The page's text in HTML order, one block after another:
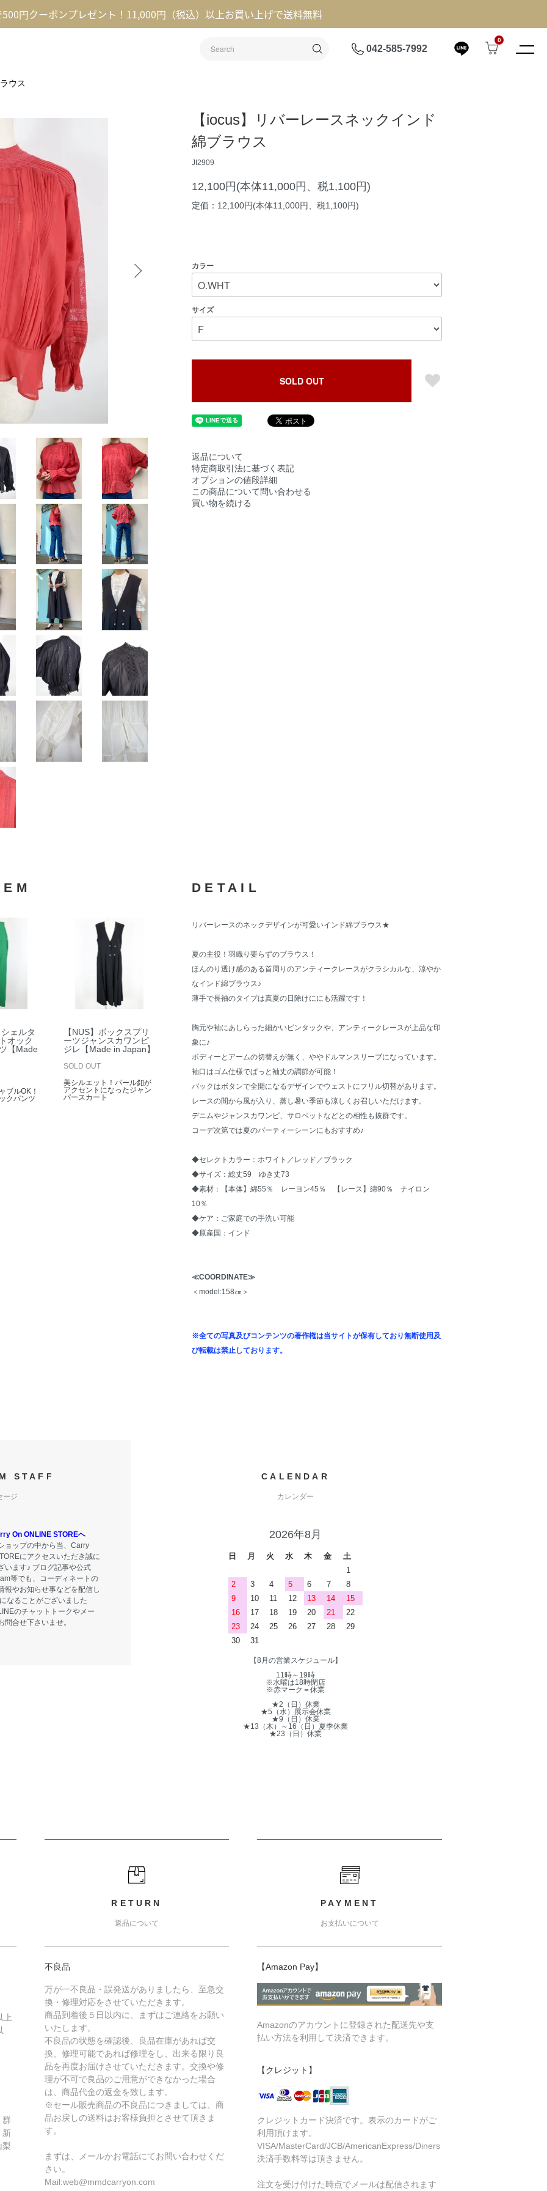
円クーポンプレゼント！11,000円（税込）以上お買い上げで送料無料
042-585-7992
0
ウス
【iocus】リバーレースネックインド
綿ブラウス
JI2909
12,100円(本体11,000円、税1,100円)
定価：12,100円(本体11,000円、税1,100円)
カラー
サイズ
SOLD OUT
返品について
特定商取引法に基づく表記
オプションの値段詳細
この商品について問い合わせる
買い物を続ける
DETAIL
リバーレースのネックデザインが可愛いインド綿ブラウス★
夏の主役！羽織り要らずのブラウス！
ほんのり透け感のある首周りのアンティークレースがクラシカルな、涼やか
なインド綿ブラウス♪
薄手で長袖のタイプは真夏の日除けににも活躍です！
胸元や袖にあしらった細かいピンタックや、アンティークレースが上品な印
象に♪
ボディーとアームの切替えが無く、ややドルマンスリーブになっています。
袖口はゴム仕様でぱっと袖丈の調節が可能！
バックはボタンで全開になるデザインでウェストにフリル切替があります。
レースの間から風が入り、蒸し暑い季節も涼しくお召しいただけます。
デニムやジャンスカワンピ、サロペットなどとの相性も抜群です。
コーデ次第では夏のパーティーシーンにもおすすめ♪
◆セレクトカラー：ホワイト／レッド／ブラック
◆サイズ：総丈59 ゆき丈73
◆素材：【本体】綿55％ レーヨン45％ 【レース】綿90％ ナイロン
10％
◆ケア：ご家庭での手洗い可能
◆原産国：インド
≪COORDINATE≫
＜model:158㎝＞
※全ての写真及びコンテンツの著作権は当サイトが保有しており無断使用及
び転載は禁止しております。
シェルタ
オック
【Made
ブルOK！
クパンツ
【NUS】ボックスプリ
ーツジャンスカワンピ
ジレ【Made in Japan】
SOLD OUT
美シルエット！パール釦が
アクセントになったジャン
パースカート
STAFF
ージ
On ONLINE STOREへ
ョップの中から当、Carry
にアクセスいただき誠に
います♪ ブログ記事や公式
等でも、コーディネートの
報やお知らせ事などを配信し
なることがございました
のチャットトークやメー
問合せ下さいませ。
CALENDAR
カレンダー
2026年8月
日 月 火 水 木 金
土
1
2
3 4 5 6 7
8
9
10 11 12 13 14
15
16
17 18 19 20 21
22
23
24 25 26 27 28
29
30
31
【8月の営業スケジュール】
11時～19時
※水曜は18時閉店
※赤マーク＝休業
★2（日）休業
★5（水）展示会休業
★9（日）休業
★13（木）～16（日）夏季休業
★23（日）休業
上
群
新
梨
RETURN
返品について
不良品
万が一不良品・誤発送がありましたら、至急交
換・修理対応をさせていただきます。
商品到着後５日以内に、まずはご連絡をお願い
いたします。
不良品の状態を確認後、良品在庫があれば交
換、修理可能であれば修理をし、出来る限り良
品を再度お届けさせていただきます。交換や修
理が不可で良品のご用意ができなかった場合
は、商品代金の返金を致します。
※セール販売商品の不良品につきましては、商
品お戻しの送料はお客様負担とさせて頂きま
す。
まずは、メールかお電話にてお問い合わせくだ
さい。
Mail:web@mmdcarryon.com
PAYMENT
お支払いについて
【Amazon Pay】
Amazonのアカウントに登録された配送先や支
払い方法を利用して決済できます。
【クレジット】
クレジットカード決済です。表示のカードがご
利用頂けます。
VISA/MasterCard/JCB/AmericanExpress/Diners
決済手数料等は頂きません。
注文を受け付けた時点でメールは配信されます